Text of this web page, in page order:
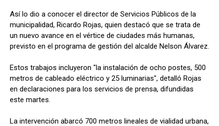
Así lo dio a conocer el director de Servicios Públicos de la
municipalidad, Ricardo Rojas, quien destacó que se trata de
un nuevo avance en el vértice de ciudades más humanas,
previsto en el programa de gestión del alcalde Nelson Álvarez.
Estos trabajos incluyeron "la instalación de ocho postes, 500
metros de cableado eléctrico y 25 luminarias", detalló Rojas
en declaraciones para los servicios de prensa, difundidas
este martes.
La intervención abarcó 700 metros lineales de vialidad urbana,